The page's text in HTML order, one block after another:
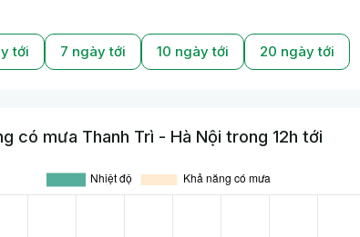
tới 7 ngày tới 10 ngày tới 20 ngày tới
có mưa Thanh Trì - Hà Nội trong 12h tới